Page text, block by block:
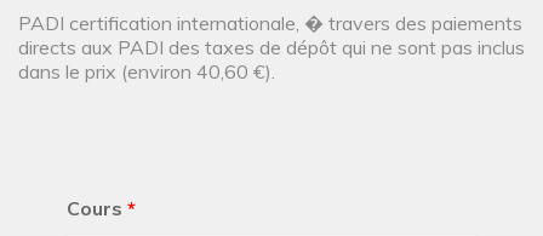
PADI certification internationale, � travers des paiements
directs aux PADI des taxes de dépôt qui ne sont pas inclus
dans le prix (environ 40,60 €).
Cours *